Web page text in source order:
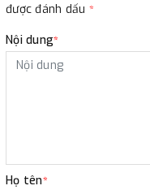
được đánh dấu *
Nội dung*
Họ tên*